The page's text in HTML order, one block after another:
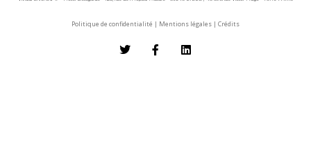
Politique de confidentialité | Mentions légales | Crédits